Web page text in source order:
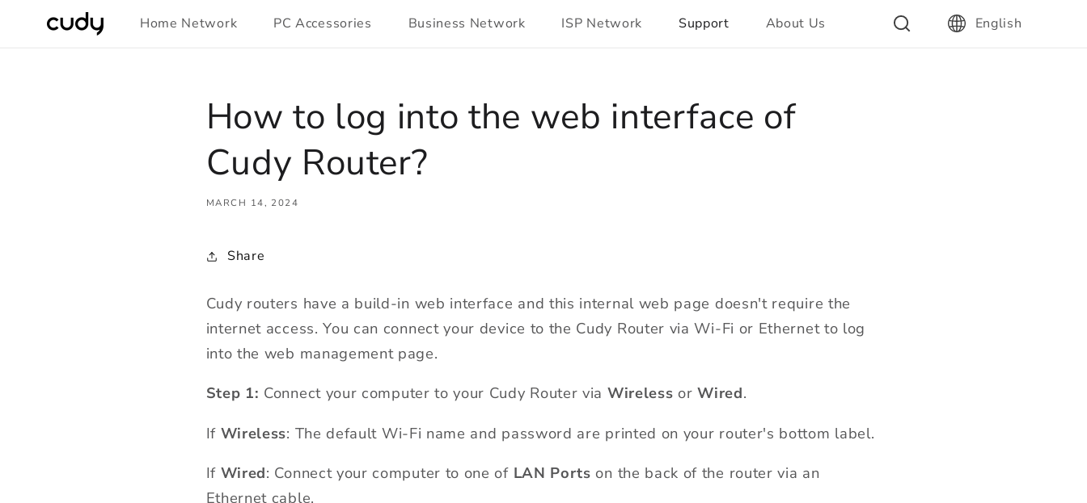
Skip to
content
Home Network PC Accessories Business Network ISP Network Support About Us English
How to log into the web interface of
Cudy Router?
MARCH 14, 2024
Share
Cudy routers have a build-in web interface and this internal web page doesn't require the
internet access. You can connect your device to the Cudy Router via Wi-Fi or Ethernet to log
into the web management page.
Step 1: Connect your computer to your Cudy Router via Wireless orWired.
If Wireless: The default Wi-Fi name and password are printed on your router's bottom label.
If Wired: Connect your computer to one of LAN Ports on the back of the router via an
Ethernet cable.